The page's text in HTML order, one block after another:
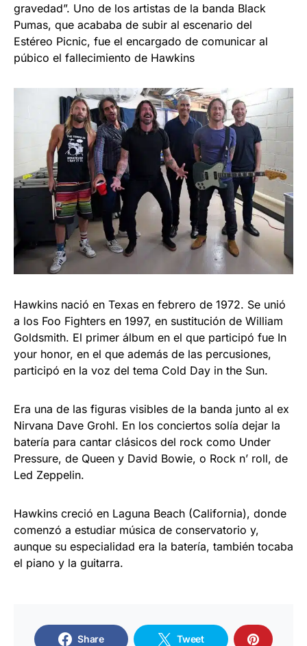
gravedad”. Uno de los artistas de la banda Black
Pumas, que acababa de subir al escenario del
Estéreo Picnic, fue el encargado de comunicar al
púbico el fallecimiento de Hawkins
Hawkins nació en Texas en febrero de 1972. Se unió
a los Foo Fighters en 1997, en sustitución de William
Goldsmith. El primer álbum en el que participó fue In
your honor, en el que además de las percusiones,
participó en la voz del tema Cold Day in the Sun.
Era una de las figuras visibles de la banda junto al ex
Nirvana Dave Grohl. En los conciertos solía dejar la
batería para cantar clásicos del rock como Under
Pressure, de Queen y David Bowie, o Rock n’ roll, de
Led Zeppelin.
Hawkins creció en Laguna Beach (California), donde
comenzó a estudiar música de conservatorio y,
aunque su especialidad era la batería, también tocaba
el piano y la guitarra.
Share Tweet